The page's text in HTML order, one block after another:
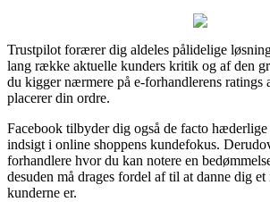
Trustpilot forærer dig aldeles pålidelige
lang række aktuelle kunders kritik og af den
du kigger nærmere på e-forhandlerens ratings
placerer din ordre.
Facebook tilbyder dig også de facto
indsigt i online shoppens kundefokus.
forhandlere hvor du kan notere en
desuden må drages fordel af til at danne dig
kunderne er.